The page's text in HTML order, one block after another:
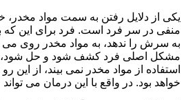
یکی از دلایل رفتن به سمت مواد مخدر،
منفی در سر فرد است. فرد برای این که
به سرش را ندهد، به مواد مخدر روی می
مشکل اصلی فرد کشف شود و حل شود،
استفاده از مواد مخدر نمی بیند، از این
خواهد بود. در واقع با این درمان می